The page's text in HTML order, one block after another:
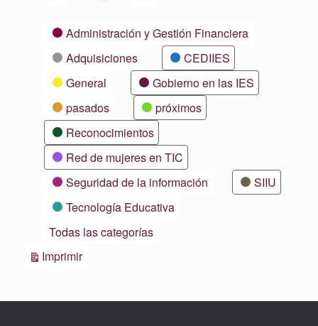
CategoríasAdministración y Gestión Financiera
Adquisiciones
CEDIIES
General
Gobierno en las IES
pasados
próximos
Reconocimientos
Red de mujeres en TIC
Seguridad de la información
SIIU
Tecnología Educativa
Todas las categorías
ImprimirVistas